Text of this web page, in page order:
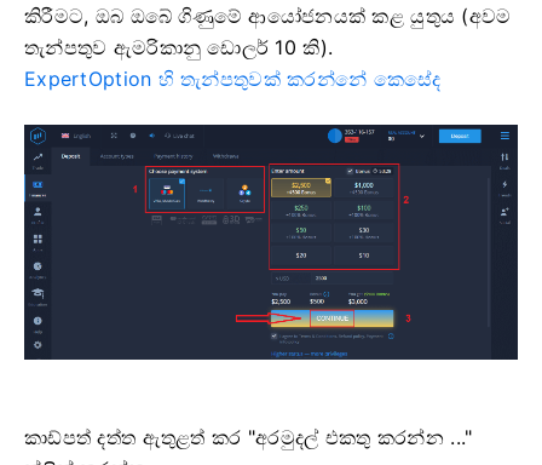
කිරීමට, ඔබ ඔබේ ගිණුමේ ආයෝජනයක් කළ යුතුය (අවම
තැන්පතුව ඇමරිකානු ඩොලර් 10 කි).
ExpertOption හි තැන්පතුවක් කරන්නේ කෙසේද
කාඩ්පත් දත්ත ඇතුළත් කර "අරමුදල් එකතු කරන්න ..."